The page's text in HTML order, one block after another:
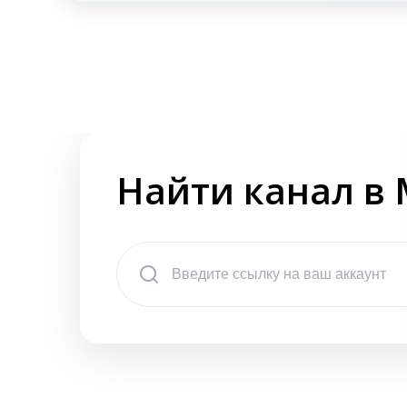
Найти канал в